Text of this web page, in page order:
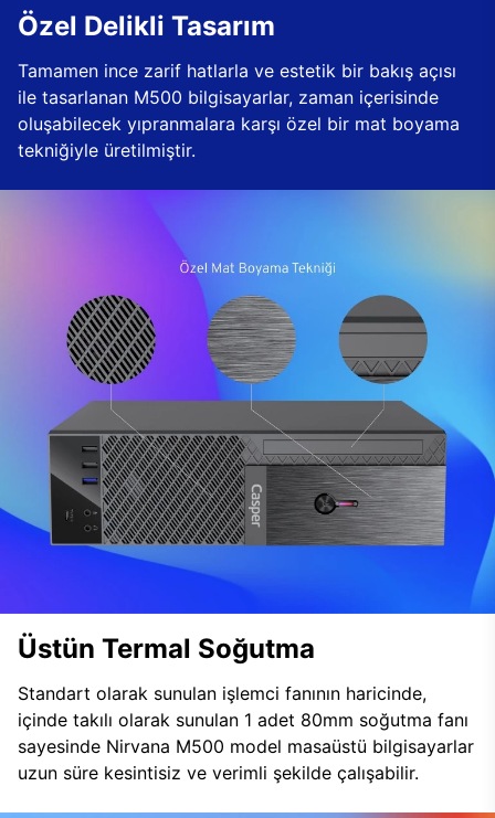
Özel Delikli Tasarım
Tamamen ince zarif hatlarla ve estetik bir bakış açısı
ile tasarlanan M500 bilgisayarlar, zaman içerisinde
oluşabilecek yıpranmalara karşı özel bir mat boyama
tekniğiyle üretilmiştir.
Üstün Termal Soğutma
Standart olarak sunulan işlemci fanının haricinde,
içinde takılı olarak sunulan 1 adet 80mm soğutma fanı
sayesinde Nirvana M500 model masaüstü bilgisayarlar
uzun süre kesintisiz ve verimli şekilde çalışabilir.